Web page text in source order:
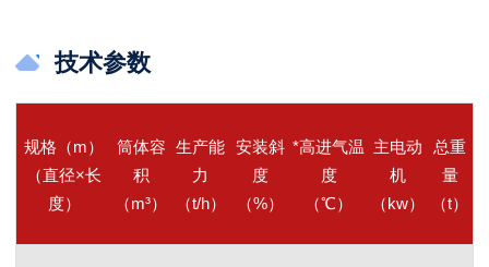
技术参数
规格（m）
（直径×长
度）
筒体容
积
（m³）
生产能
力
（t/h）
安装斜
度
（%）
*高进气温
度
（℃）
主电动
机
（kw）
总重
量
（t）